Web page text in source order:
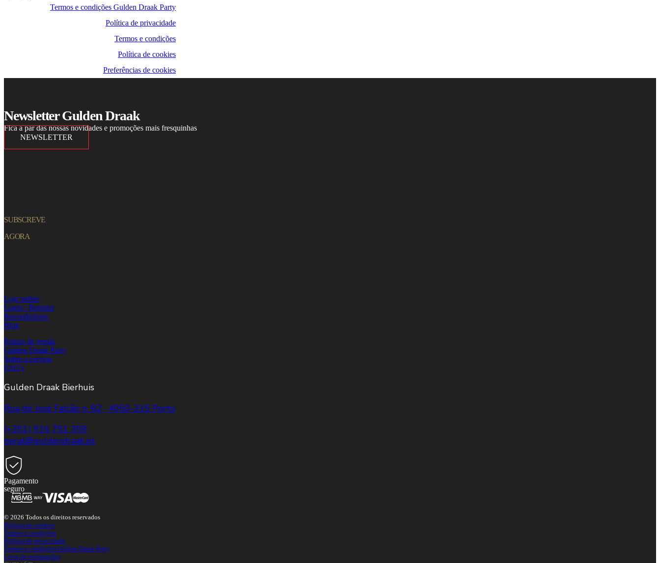
Termos e condições Gulden Draak Party
Política de privacidade
Termos e condições
Política de cookies
Preferências de cookies
Newsletter Gulden Draak
Fica a par das nossas novidades e promoções mais fresquinhas
NEWSLETTER
SUBSCREVE
AGORA
Loja online
Login / Registar
Revendedores
Blog
Pontos de venda
Gulden Draak Party
Sobre a cerveja
FAQ's
Gulden Draak Bierhuis
Rua de José Falcão n. 82, 4050-315 Porto
(+351) 916 751 359
geral@guldendraak.pt
Pagamento
seguro
© 2026 Todos os direitos reservados
Política de cookies
Termos e condições
Política de privacidade
Termos e condições Gulden Draak Party
Livro de reclamações